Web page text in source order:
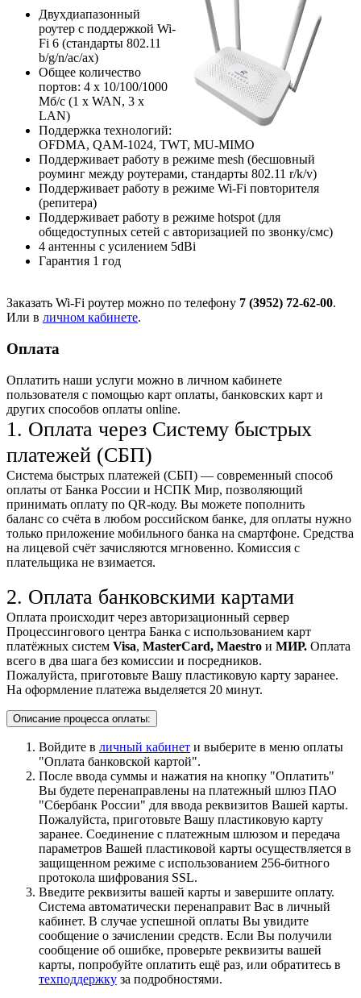
Двухдиапазонный
роутер с поддержкой Wi-
Fi 6 (стандарты 802.11
b/g/n/ac/ax)
Общее количество
портов: 4 х 10/100/1000
Мб/с (1 x WAN, 3 x
LAN)
Поддержка технологий:
OFDMA, QAM-1024, TWT, MU-MIMO
Поддерживает работу в режиме mesh (бесшовный
роуминг между роутерами, стандарты 802.11 r/k/v)
Поддерживает работу в режиме Wi-Fi повторителя
(репитера)
Поддерживает работу в режиме hotspot (для
общедоступных сетей с авторизацией по звонку/смс)
4 антенны с усилением 5dBi
Гарантия 1 год
Заказать Wi-Fi роутер можно по телефону 7 (3952) 72-62-00.
Или в личном кабинете.
Оплата
Оплатить наши услуги можно в личном кабинете
пользователя с помощью карт оплаты, банковских карт и
других способов оплаты online.
1. Оплата через Систему быстрых
платежей (СБП)
Система быстрых платежей (СБП) — современный способ
оплаты от Банка России и НСПК Мир, позволяющий
принимать оплату по QR-коду. Вы можете пополнить
баланс со счёта в любом российском банке, для оплаты нужно
только приложение мобильного банка на смартфоне. Средства
на лицевой счёт зачисляются мгновенно. Комиссия с
плательщика не взимается.
2. Оплата банковскими картами
Оплата происходит через авторизационный сервер
Процессингового центра Банка с использованием карт
платёжных систем Visa, MasterCard, Maestro и МИР. Оплата
всего в два шага без комиссии и посредников.
Пожалуйста, приготовьте Вашу пластиковую карту заранее.
На оформление платежа выделяется 20 минут.
Описание процесса оплаты:
Войдите в личный кабинет и выберите в меню оплаты
"Оплата банковской картой".
После ввода суммы и нажатия на кнопку "Оплатить"
Вы будете перенаправлены на платежный шлюз ПАО
"Сбербанк России" для ввода реквизитов Вашей карты.
Пожалуйста, приготовьте Вашу пластиковую карту
заранее. Соединение с платежным шлюзом и передача
параметров Вашей пластиковой карты осуществляется в
защищенном режиме с использованием 256-битного
протокола шифрования SSL.
Введите реквизиты вашей карты и завершите оплату.
Система автоматически перенаправит Вас в личный
кабинет. В случае успешной оплаты Вы увидите
сообщение о зачислении средств. Если Вы получили
сообщение об ошибке, проверьте реквизиты вашей
карты, попробуйте оплатить ещё раз, или обратитесь в
техподдержку за подробностями.